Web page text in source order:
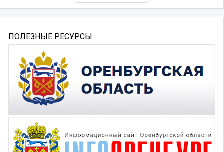
ПОЛЕЗНЫЕ РЕСУРСЫ